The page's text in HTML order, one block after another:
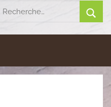
Recherche
pour